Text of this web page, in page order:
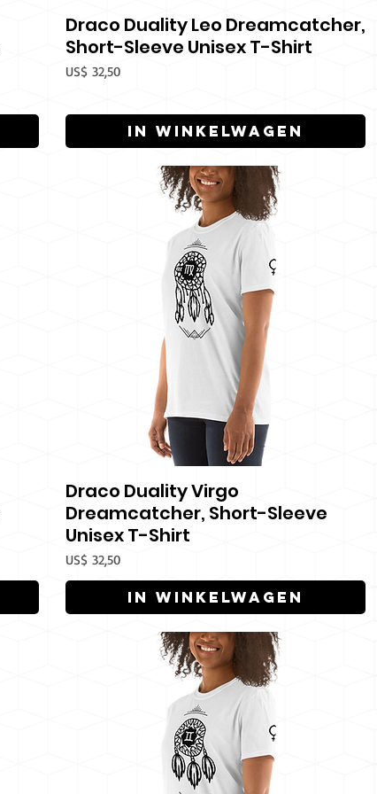
Snel overzicht
Draco Duality Leo Dreamcatcher,
Short-Sleeve Unisex T-Shirt
Prijs
US$ 32,50
In winkelwagen
Snel overzicht
Draco Duality Virgo
Dreamcatcher, Short-Sleeve
Unisex T-Shirt
Prijs
US$ 32,50
In winkelwagen